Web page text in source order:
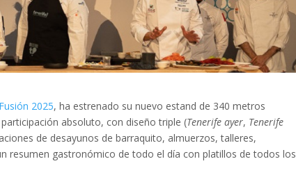
2025, ha estrenado su nuevo estand de 340 metros
absoluto, con diseño triple (Tenerife ayer, Tenerife
de desayunos de barraquito, almuerzos, talleres,
resumen gastronómico de todo el día con platillos de todos los